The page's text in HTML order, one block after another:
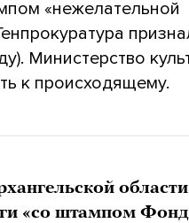
«нежелательной
Министерство
к происходящему.
«со штампом